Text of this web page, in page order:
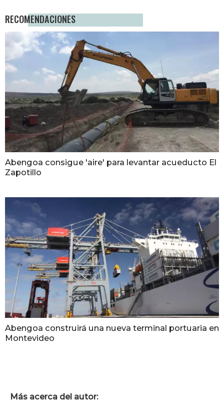
RECOMENDACIONES
Abengoa consigue 'aire' para levantar acueducto El
Zapotillo
Abengoa construirá una nueva terminal portuaria en
Montevideo
Más acerca del autor: